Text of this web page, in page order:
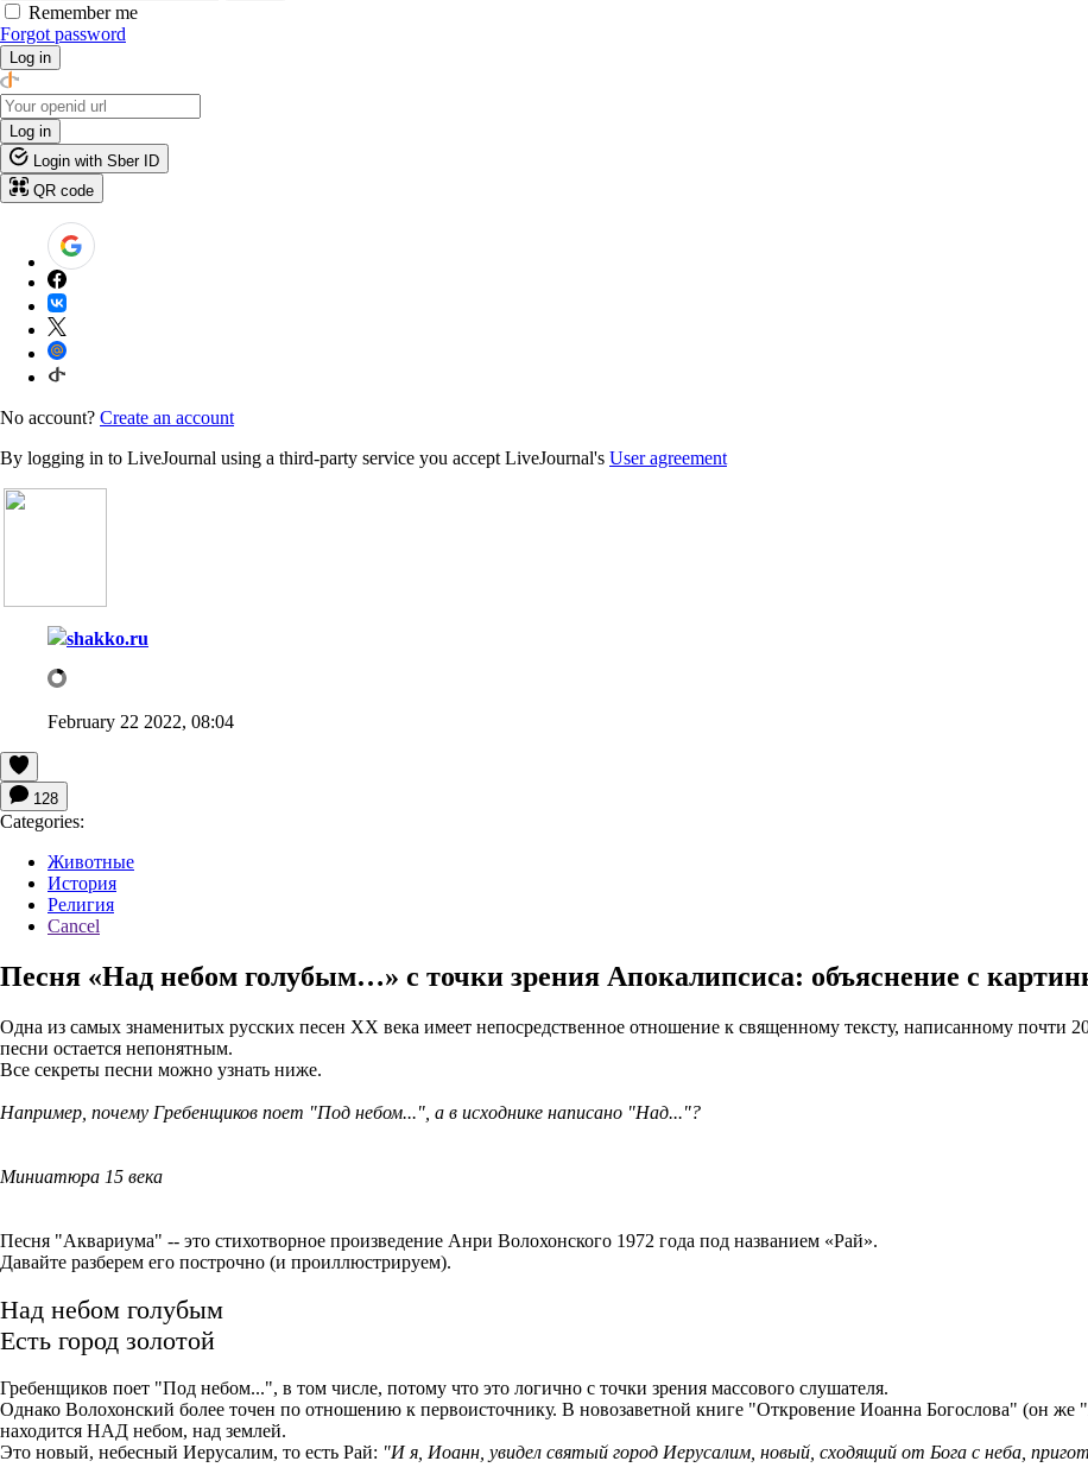
Remember me
Forgot password
Log in
Log in
Login with Sber ID
QR code
No account? Create an account
By logging in to LiveJournal using a third-party service you accept LiveJournal's User agreement
shakko.ru
February 22 2022, 08:04
128
Categories:
Животные
История
Религия
Cancel
Песня «Над небом голубым…» с точки зрения Апокалипсиса: объяснение c
Одна из самых знаменитых русских песен ХХ века имеет непосредственное отношение к священному тексту, написанному почти
песни остается непонятным.
Все секреты песни можно узнать ниже.
Например, почему Гребенщиков поет "Под небом...", а в исходнике написано "Над..."?
Миниатюра 15 века
Песня "Аквариума" -- это стихотворное произведение Анри Волохонского 1972 года под названием «Рай».
Давайте разберем его построчно (и проиллюстрируем).
Над небом голубым
Есть город золотой
Гребенщиков поет "Под небом...", в том числе, потому что это логично с точки зрения массового слушателя.
Однако Волохонский более точен по отношению к первоисточнику. В новозаветной книге "Откровение Иоанна Богослова" (он же
находится НАД небом, над землей.
Это новый, небесный Иерусалим, то есть Рай: "И я, Иоанн, увидел святый город Иерусалим, новый, сходящий от Бога с неба,